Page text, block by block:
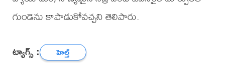
గుండెను కాపాడుకోవచ్చని తెలిపారు.
ట్యాగ్స్ : హెల్త్